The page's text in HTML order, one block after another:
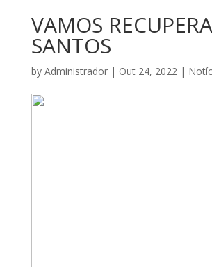
VAMOS
SANTOS
by Administrador| Out 24, 2022|